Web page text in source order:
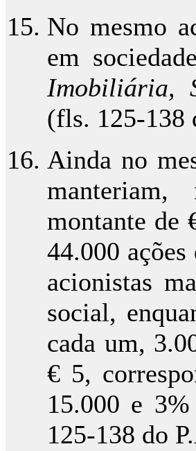
No mesmo
em
Imobiliária,
(fls. 125-138
Ainda no
montante de
44.000
acionistas
social,
cada um,
€ 5,
15.000 e
125-138 do